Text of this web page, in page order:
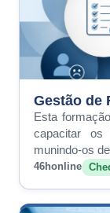
Gestão de
Esta
capacitar os
munindo-os
46honline